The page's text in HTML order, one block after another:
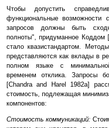
Чтобы допустить
функциональные возможности
запросов должны быть
полноты", придуманное Коддом
стало квазистандартом.
представляются как вклады в
полном языке с
временем отклика. Запросы
[Chandra and Harel 1982a]
стоимость, подлежащая
компонентов:
Стоимость коммуникаций: